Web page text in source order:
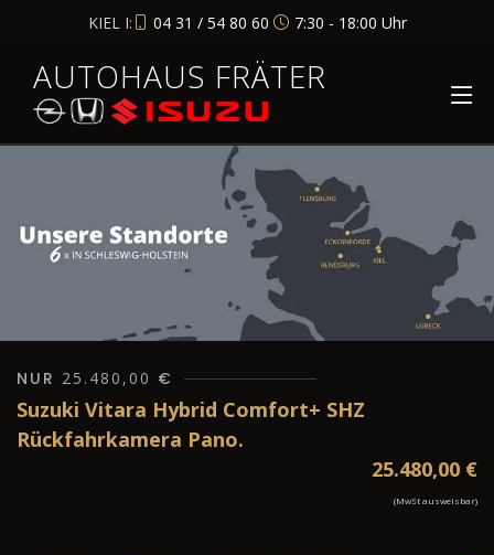
KIEL I: 04 31 / 54 80 60 7:30 - 18:00 Uhr
AUTOHAUS FRÄTER
NUR 25.480,00 €
Suzuki Vitara Hybrid Comfort+ SHZ
Rückfahrkamera Pano.
25.480,00 €
(MwSt ausweisbar)